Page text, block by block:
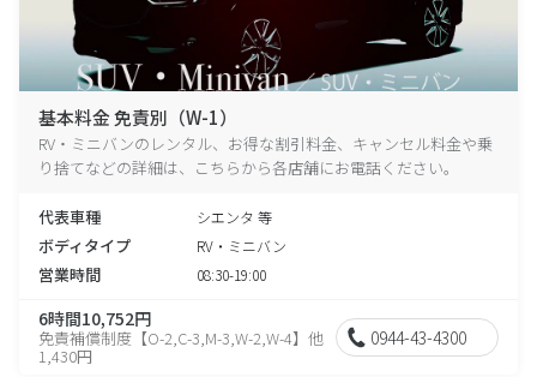
基本料金 免責別（W-1）
RV・ミニバンのレンタル、お得な割引料金、キャンセル料金や乗
り捨てなどの詳細は、こちらから各店舗にお電話ください。
代表車種 シエンタ 等
ボディタイプ RV・ミニバン
営業時間 08:30-19:00
6時間10,752円
免責補償制度【O-2,C-3,M-3,W-2,W-4】他
1,430円
0944-43-4300